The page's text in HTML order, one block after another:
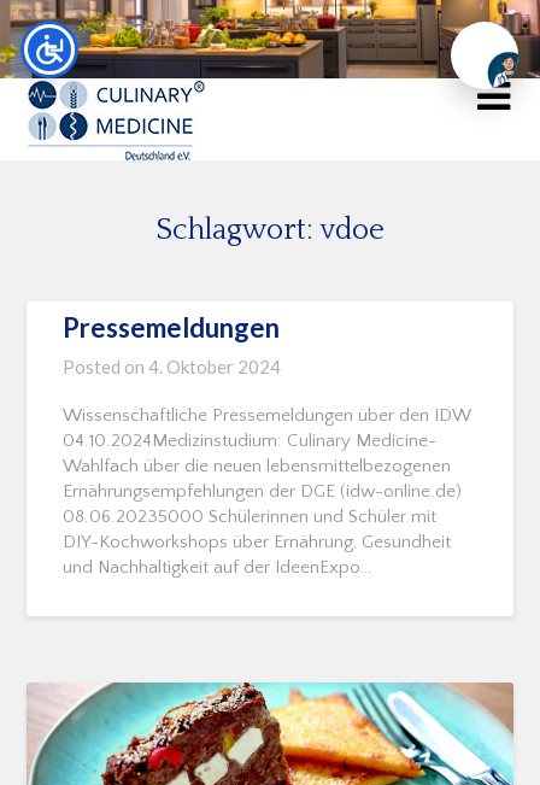
Schlagwort: vdoe
Pressemeldungen
Posted on4. Oktober 2024
Wissenschaftliche Pressemeldungen über den IDW
04.10.2024Medizinstudium: Culinary Medicine-
Wahlfach über die neuen lebensmittelbezogenen
Ernährungsempfehlungen der DGE (idw-online.de)
08.06.20235000 Schülerinnen und Schüler mit
DIY-Kochworkshops über Ernährung, Gesundheit
und Nachhaltigkeit auf der IdeenExpo…
Chat